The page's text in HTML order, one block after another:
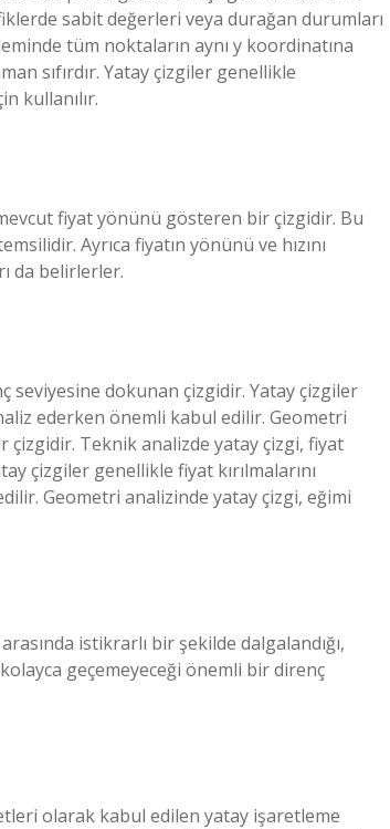
sabit değerleri veya durağan durumları
tüm noktaların aynı y koordinatına
sıfırdır. Yatay çizgiler genellikle
kullanılır.
fiyat yönünü gösteren bir çizgidir. Bu
Ayrıca fiyatın yönünü ve hızını
da belirlerler.
seviyesine dokunan çizgidir. Yatay çizgiler
ederken önemli kabul edilir. Geometri
çizgidir. Teknik analizde yatay çizgi, fiyat
çizgiler genellikle fiyat kırılmalarını
Geometri analizinde yatay çizgi, eğimi
istikrarlı bir şekilde dalgalandığı,
geçemeyeceği önemli bir direnç
olarak kabul edilen yatay işaretleme